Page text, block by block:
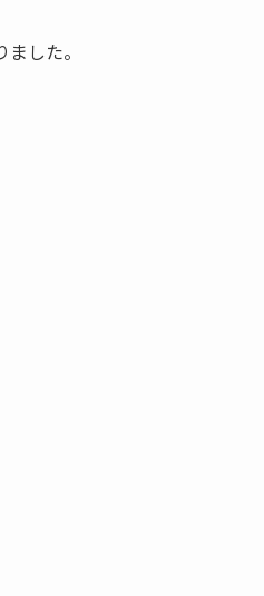
した。